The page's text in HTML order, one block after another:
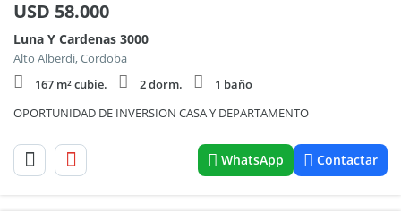
USD 58.000
Luna Y Cardenas 3000
Alto Alberdi, Cordoba
167 m² cubie.
2 dorm.
1 baño
OPORTUNIDAD DE INVERSION CASA Y DEPARTAMENTO
WhatsApp Contactar